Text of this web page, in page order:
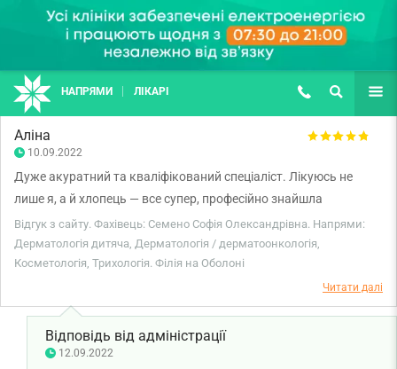
Аліна
10.09.2022
Дуже акуратний та кваліфікований спеціаліст. Лікуюсь не
лише я, а й хлопець — все супер, професійно знайшла
проблему, докладно розповіла, як лікувати.
Відгук з сайту. Фахівець: Семено Софія Олександрівна. Напрями:
Дерматологія дитяча, Дерматологія / дерматоонкологія,
Косметологія, Трихологія. Філія на Оболоні
Читати далі
Відповідь від адміністрації
12.09.2022
НАПРЯМИ ЛІКАРІ (067) 127-03-03
ПОШУК ЩЕ